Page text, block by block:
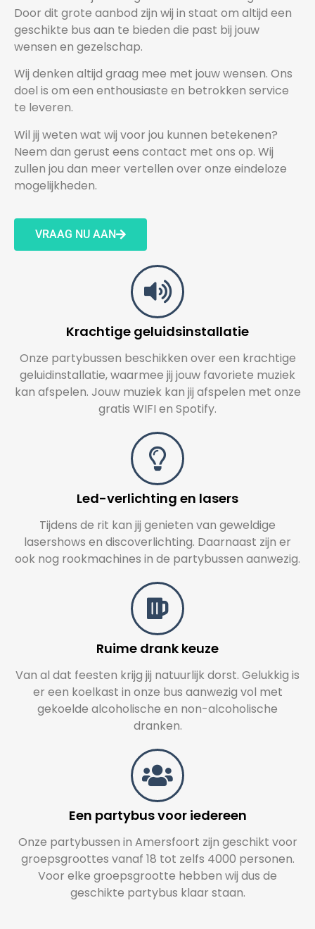
Door dit grote aanbod zijn wij in staat om altijd een
geschikte bus aan te bieden die past bij jouw
wensen en gezelschap.
Wij denken altijd graag mee met jouw wensen. Ons
doel is om een enthousiaste en betrokken service
te leveren.
Wil jij weten wat wij voor jou kunnen betekenen?
Neem dan gerust eens contact met ons op. Wij
zullen jou dan meer vertellen over onze eindeloze
mogelijkheden.
VRAAG NU AAN
Krachtige geluidsinstallatie
Onze partybussen beschikken over een krachtige
geluidinstallatie, waarmee jij jouw favoriete muziek
kan afspelen. Jouw muziek kan jij afspelen met onze
gratis WIFI en Spotify.
Led-verlichting en lasers
Tijdens de rit kan jij genieten van geweldige
lasershows en discoverlichting. Daarnaast zijn er
ook nog rookmachines in de partybussen aanwezig.
Ruime drank keuze
Van al dat feesten krijg jij natuurlijk dorst. Gelukkig is
er een koelkast in onze bus aanwezig vol met
gekoelde alcoholische en non-alcoholische
dranken.
Een partybus voor iedereen
Onze partybussen in Amersfoort zijn geschikt voor
groepsgroottes vanaf 18 tot zelfs 4000 personen.
Voor elke groepsgrootte hebben wij dus de
geschikte partybus klaar staan.